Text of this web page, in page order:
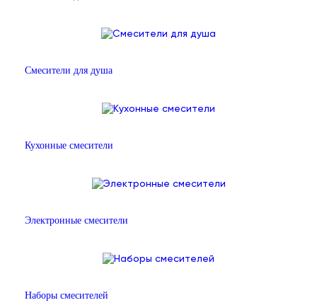
Смесители для душа
Кухонные смесители
Электронные смесители
Наборы смесителей